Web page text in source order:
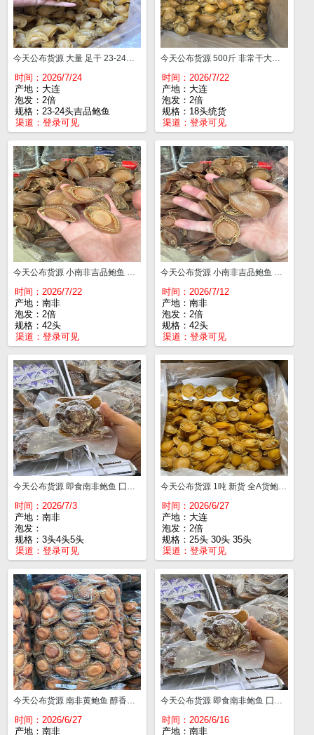
今天公布货源 大量 足干 23-24头吉品鲍鱼 全A货 一斤¥235
时间：2026/7/24
产地：大连
泡发：2倍
规格：23-24头吉品鲍鱼
渠道： 登录可见
今天公布货源 500斤 非常干大连吉品鲍鱼 18头统货 一斤¥200这个AB货，没有味道 不满意可以退
时间：2026/7/22
产地：大连
泡发：2倍
规格：18头统货
渠道：登录可见
今天公布货源 小南非吉品鲍鱼 足干醇香 42头¥630
时间：2026/7/22
产地：南非
泡发：2倍
规格：42头
渠道： 登录可见
今天公布货源 小南非吉品鲍鱼 足干醇香 42头¥630
时间：2026/7/12
产地：南非
泡发：2倍
规格：42头
渠道：登录可见
今天公布货源 即食南非鲍鱼 囗感味道非常好 3头¥460 4头¥360 5头¥260 6头¥240 8头¥160 10头¥110 12头¥95 15头¥85 20头¥70
时间：2026/7/3
产地：南非
泡发：
规格：3头4头5头
渠道： 登录可见
今天公布货源 1吨 新货 全A货鲍鱼 9成多干 这批干 25头¥210 30头¥205 35头¥200 40头¥190
时间：2026/6/27
产地：大连
泡发：2倍
规格：25头 30头 35头
渠道：登录可见
今天公布货源 南非黄鲍鱼 醇香干度好 5头¥1050 6头¥970 8头¥900 10头¥840 12-13头¥700 15-16头¥600 20头¥520 25-30头¥490
时间：2026/6/27
产地：南非
今天公布货源 即食南非鲍鱼 囗感味道非常好 3头¥460 4头¥360 5头¥260 6头¥240 8头¥160 10头¥110 12头¥95 15头¥85 20头¥70
时间：2026/6/16
产地：南非